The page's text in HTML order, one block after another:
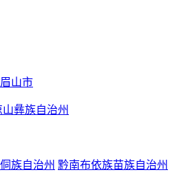
眉山市
山彝族自治州
族自治州 黔南布依族苗族自治州